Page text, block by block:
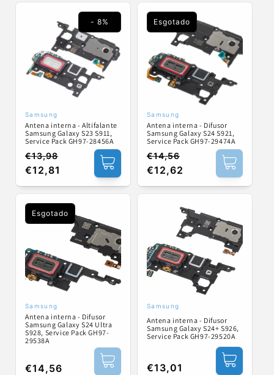
saldo
- 8%
Fornecedor:
Samsung
Antena interna - Altifalante
Samsung Galaxy S23 S911,
Service Pack GH97-28456A
Preço
normal
€13,98
Preço
saldo
€12,81
Esgotado
Fornecedor:
Samsung
Antena interna - Difusor
Samsung Galaxy S24 S921,
Service Pack GH97-29474A
Preço
normal
€14,56
Preço
saldo
€12,62
Esgotado
Fornecedor:
Samsung
Antena interna - Difusor
Samsung Galaxy S24 Ultra
S928, Service Pack GH97-
29538A
Preço
€14,56
Fornecedor:
Samsung
Antena interna - Difusor
Samsung Galaxy S24+ S926,
Service Pack GH97-29520A
Preço
€13,01